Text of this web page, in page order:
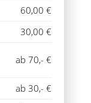
60,00 €
30,00 €
ab 70,- €
ab 30,- €